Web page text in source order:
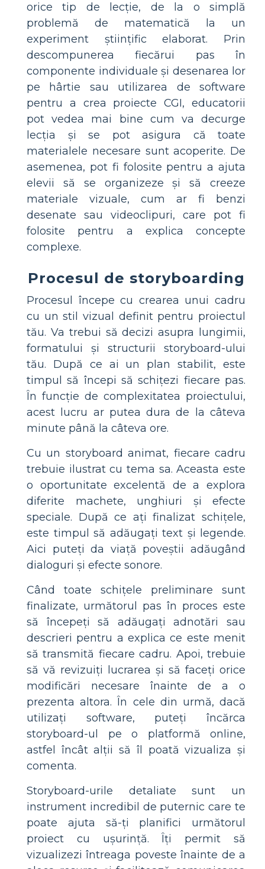
orice tip de lecție, de la o simplă
problemă de matematică la un
experiment științific elaborat. Prin
descompunerea fiecărui pas în
componente individuale și desenarea lor
pe hârtie sau utilizarea de software
pentru a crea proiecte CGI, educatorii
pot vedea mai bine cum va decurge
lecția și se pot asigura că toate
materialele necesare sunt acoperite. De
asemenea, pot fi folosite pentru a ajuta
elevii să se organizeze și să creeze
materiale vizuale, cum ar fi benzi
desenate sau videoclipuri, care pot fi
folosite pentru a explica concepte
complexe.
Procesul de storyboarding
Procesul începe cu crearea unui cadru
cu un stil vizual definit pentru proiectul
tău. Va trebui să decizi asupra lungimii,
formatului și structurii storyboard-ului
tău. După ce ai un plan stabilit, este
timpul să începi să schițezi fiecare pas.
În funcție de complexitatea proiectului,
acest lucru ar putea dura de la câteva
minute până la câteva ore.
Cu un storyboard animat, fiecare cadru
trebuie ilustrat cu tema sa. Aceasta este
o oportunitate excelentă de a explora
diferite machete, unghiuri și efecte
speciale. După ce ați finalizat schițele,
este timpul să adăugați text și legende.
Aici puteți da viață poveștii adăugând
dialoguri și efecte sonore.
Când toate schițele preliminare sunt
finalizate, următorul pas în proces este
să începeți să adăugați adnotări sau
descrieri pentru a explica ce este menit
să transmită fiecare cadru. Apoi, trebuie
să vă revizuiți lucrarea și să faceți orice
modificări necesare înainte de a o
prezenta altora. În cele din urmă, dacă
utilizați software, puteți încărca
storyboard-ul pe o platformă online,
astfel încât alții să îl poată vizualiza și
comenta.
Storyboard-urile detaliate sunt un
instrument incredibil de puternic care te
poate ajuta să-ți planifici următorul
proiect cu ușurință. Îți permit să
vizualizezi întreaga poveste înainte de a